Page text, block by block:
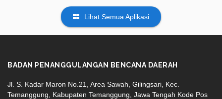
Lihat Semua Aplikasi
BADAN PENANGGULANGAN BENCANA DAERAH
Jl. S. Kadar Maron No.21, Area Sawah, Gilingsari, Kec.
Temanggung, Kabupaten Temanggung, Jawa Tengah Kode Pos